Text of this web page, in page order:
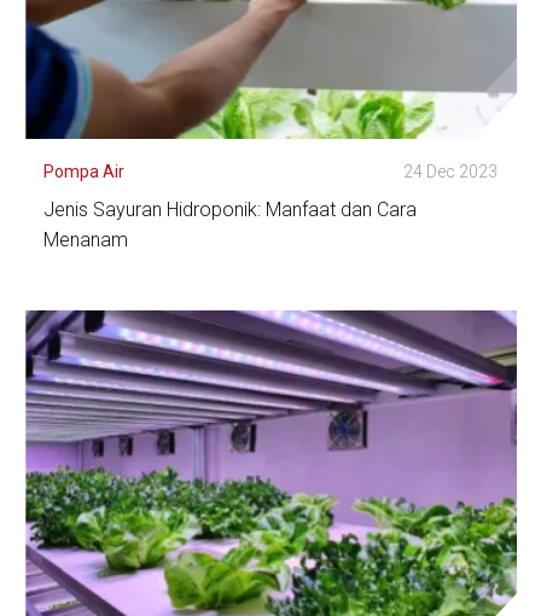
Pompa Air 24 Dec 2023
Jenis Sayuran Hidroponik: Manfaat dan Cara
Menanam
Lihat Detail